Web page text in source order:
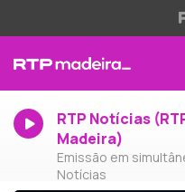
RTP Notícias
Madeira)
Emissão em
Notícias